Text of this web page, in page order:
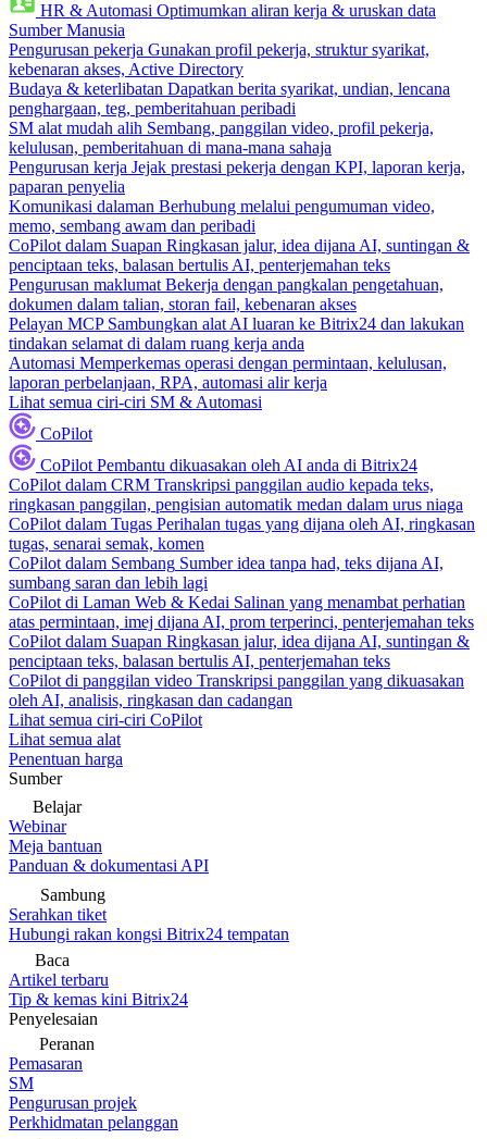
HR & Automasi Optimumkan aliran kerja & uruskan data
Sumber Manusia
Pengurusan pekerja Gunakan profil pekerja, struktur syarikat,
kebenaran akses, Active Directory
Budaya & keterlibatan Dapatkan berita syarikat, undian, lencana
penghargaan, teg, pemberitahuan peribadi
SM alat mudah alih Sembang, panggilan video, profil pekerja,
kelulusan, pemberitahuan di mana-mana sahaja
Pengurusan kerja Jejak prestasi pekerja dengan KPI, laporan kerja,
paparan penyelia
Komunikasi dalaman Berhubung melalui pengumuman video,
memo, sembang awam dan peribadi
CoPilot dalam Suapan Ringkasan jalur, idea dijana AI, suntingan &
penciptaan teks, balasan bertulis AI, penterjemahan teks
Pengurusan maklumat Bekerja dengan pangkalan pengetahuan,
dokumen dalam talian, storan fail, kebenaran akses
Pelayan MCP Sambungkan alat AI luaran ke Bitrix24 dan lakukan
tindakan selamat di dalam ruang kerja anda
Automasi Memperkemas operasi dengan permintaan, kelulusan,
laporan perbelanjaan, RPA, automasi alir kerja
Lihat semua ciri-ciri SM & Automasi
CoPilot
CoPilot Pembantu dikuasakan oleh AI anda di Bitrix24
CoPilot dalam CRM Transkripsi panggilan audio kepada teks,
ringkasan panggilan, pengisian automatik medan dalam urus niaga
CoPilot dalam Tugas Perihalan tugas yang dijana oleh AI, ringkasan
tugas, senarai semak, komen
CoPilot dalam Sembang Sumber idea tanpa had, teks dijana AI,
sumbang saran dan lebih lagi
CoPilot di Laman Web & Kedai Salinan yang menambat perhatian
atas permintaan, imej dijana AI, prom terperinci, penterjemahan teks
CoPilot dalam Suapan Ringkasan jalur, idea dijana AI, suntingan &
penciptaan teks, balasan bertulis AI, penterjemahan teks
CoPilot di panggilan video Transkripsi panggilan yang dikuasakan
oleh AI, analisis, ringkasan dan cadangan
Lihat semua ciri-ciri CoPilot
Lihat semua alat
Penentuan harga
Sumber
Belajar
Webinar
Meja bantuan
Panduan & dokumentasi API
Sambung
Serahkan tiket
Hubungi rakan kongsi Bitrix24 tempatan
Baca
Artikel terbaru
Tip & kemas kini Bitrix24
Penyelesaian
Peranan
Pemasaran
SM
Pengurusan projek
Perkhidmatan pelanggan